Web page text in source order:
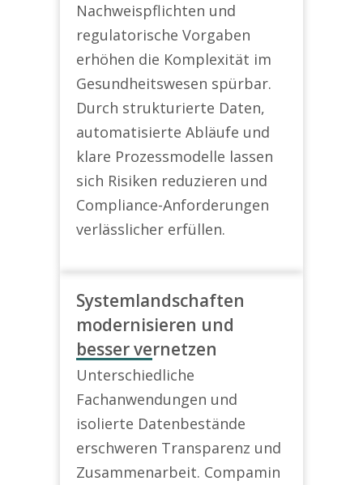
Nachweispflichten und
regulatorische Vorgaben
erhöhen die Komplexität im
Gesundheitswesen spürbar.
Durch strukturierte Daten,
automatisierte Abläufe und
klare Prozessmodelle lassen
sich Risiken reduzieren und
Compliance-Anforderungen
verlässlicher erfüllen.
Systemlandschaften
modernisieren und
besser vernetzen
Unterschiedliche
Fachanwendungen und
isolierte Datenbestände
erschweren Transparenz und
Zusammenarbeit. Compamin